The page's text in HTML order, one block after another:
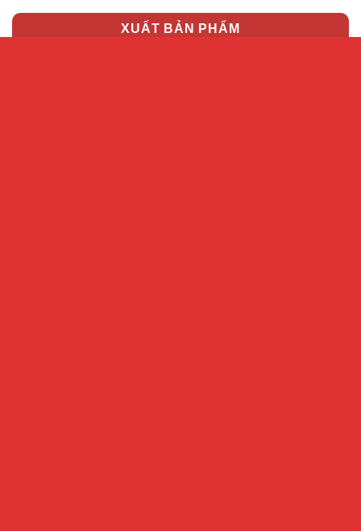
XUẤT BẢN PHẨM